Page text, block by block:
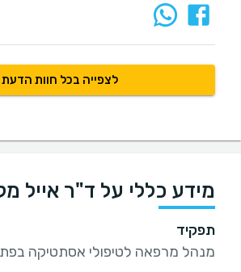
לצפייה בכל חוות הדעת
מידע כללי על ד"ר אייל
תפקיד
מנהל מרפאה לטיפולי אסתטיקה